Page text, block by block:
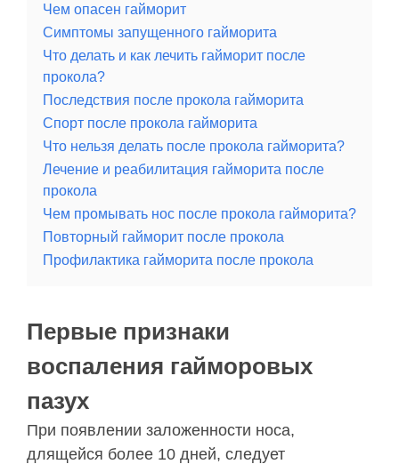
Чем опасен гайморит
Симптомы запущенного гайморита
Что делать и как лечить гайморит после
прокола?
Последствия после прокола гайморита
Спорт после прокола гайморита
Что нельзя делать после прокола гайморита?
Лечение и реабилитация гайморита после
прокола
Чем промывать нос после прокола гайморита?
Повторный гайморит после прокола
Профилактика гайморита после прокола
Первые признаки
воспаления гайморовых
пазух
При появлении заложенности носа,
длящейся более 10 дней, следует